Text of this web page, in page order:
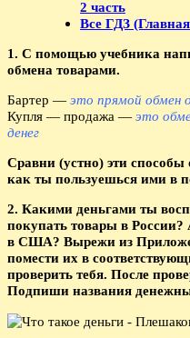
2 часть
Все ГДЗ
1. С помощью учебника
обмена товарами.
Бартер — это прямой обмен
Купля — продажа — это
денег
Сравни (устно) эти
как ты пользуешься ими в
2. Какими деньгами ты
покупать товары в
в США? Вырежи из
помести их в
проверить тебя. После
Подпиши названия